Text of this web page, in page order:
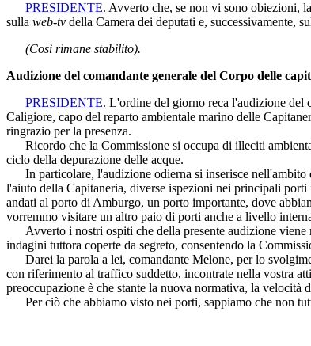
PRESIDENTE. Avverto che, se non vi sono obiezioni,
sulla web-tv della Camera dei deputati e, successivamente,
(Così rimane stabilito).
Audizione del comandante generale del Corpo delle
PRESIDENTE. L'ordine del giorno reca l'audizione del
Caligiore, capo del reparto ambientale marino delle
ringrazio per la presenza.
Ricordo che la Commissione si occupa di illeciti
ciclo della depurazione delle acque.
In particolare, l'audizione odierna si inserisce nell'ambito
l'aiuto della Capitaneria, diverse ispezioni nei principali
andati al porto di Amburgo, un porto importante, dove
vorremmo visitare un altro paio di porti anche a livello
Avverto i nostri ospiti che della presente audizione viene
indagini tuttora coperte da segreto, consentendo la
Darei la parola a lei, comandante Melone, per lo
con riferimento al traffico suddetto, incontrate nella vostra
preoccupazione è che stante la nuova normativa, la
Per ciò che abbiamo visto nei porti, sappiamo che non